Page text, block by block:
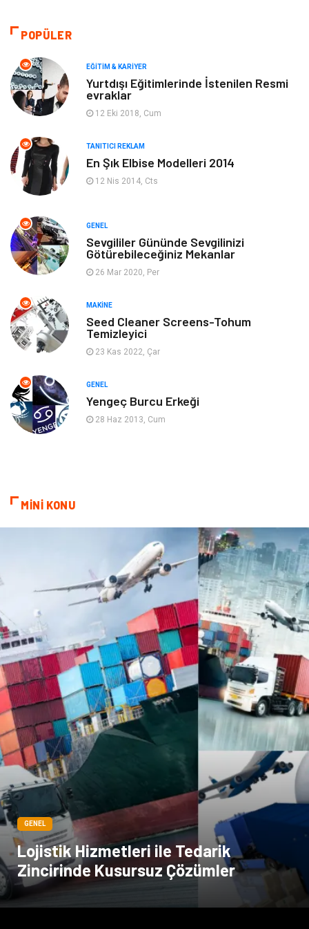
Moda
Makine
Elektronik
Ev Dekorasyon Organizasyon
Anne & Çocuk Genel Kültür
Ev İşleri
Gençlik & Eğlence
Mobilya
Evlilik Rehberi
Astroloji Keyfinizi Kaçırmayın
Çadır
Yazı Tahtaları Pet Malzemeleri
POPÜLER
EĞITIM & KARIYER
Yurtdışı Eğitimlerinde İstenilen Resmi
evraklar
12 Eki 2018, Cum
TANITICI REKLAM
En Şık Elbise Modelleri 2014
12 Nis 2014, Cts
GENEL
Sevgililer Gününde Sevgilinizi
Götürebileceğiniz Mekanlar
26 Mar 2020, Per
MAKINE
Seed Cleaner Screens-Tohum
Temizleyici
23 Kas 2022, Çar
GENEL
Yengeç Burcu Erkeği
28 Haz 2013, Cum
MİNİ KONU
GENEL
Lojistik Hizmetleri ile Tedarik
Zincirinde Kusursuz Çözümler